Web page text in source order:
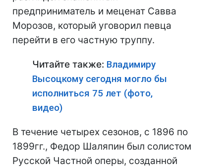
предприниматель и меценат Савва
Морозов, который уговорил певца
перейти в его частную труппу.
Читайте также: Владимиру
Высоцкому сегодня могло бы
исполниться 75 лет (фото,
видео)
В течение четырех сезонов, с 1896 по
1899гг., Федор Шаляпин был солистом
Русской Частной оперы, созданной